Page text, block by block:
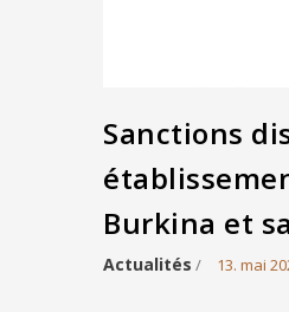
Sanctions
Burkina et
Actualités / 13. mai